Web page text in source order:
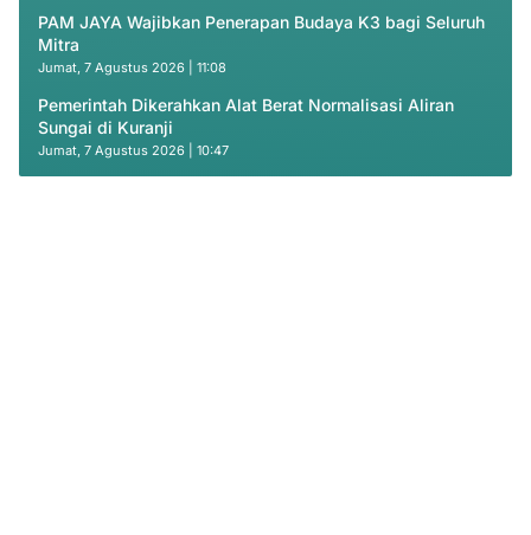
PAM JAYA Wajibkan Penerapan Budaya K3 bagi Seluruh
Mitra
Jumat, 7 Agustus 2026 | 11:08
Pemerintah Dikerahkan Alat Berat Normalisasi Aliran
Sungai di Kuranji
Jumat, 7 Agustus 2026 | 10:47